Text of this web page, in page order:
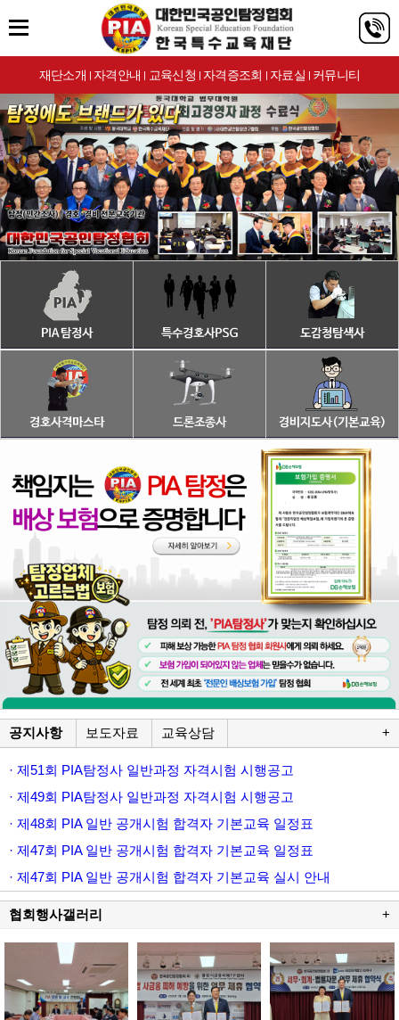
재단소개 | 자격안내 | 교육신청 | 자격증조회 | 자료실 | 커뮤니티
공지사항 보도자료 교육상담 +
· 제51회 PIA탐정사 일반과정 자격시험 시행공고
· 제49회 PIA탐정사 일반과정 자격시험 시행공고
· 제48회 PIA 일반 공개시험 합격자 기본교육 일정표
· 제47회 PIA 일반 공개시험 합격자 기본교육 일정표
· 제47회 PIA 일반 공개시험 합격자 기본교육 실시 안내
협회행사갤러리 +